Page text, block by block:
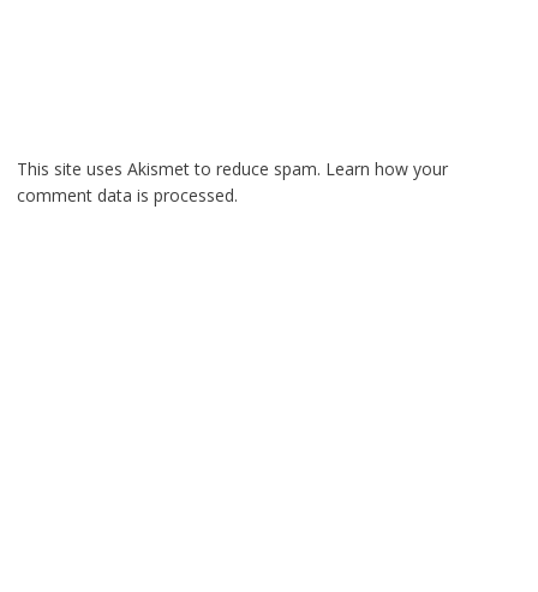
This site uses Akismet to reduce spam. Learn how your
comment data is processed.